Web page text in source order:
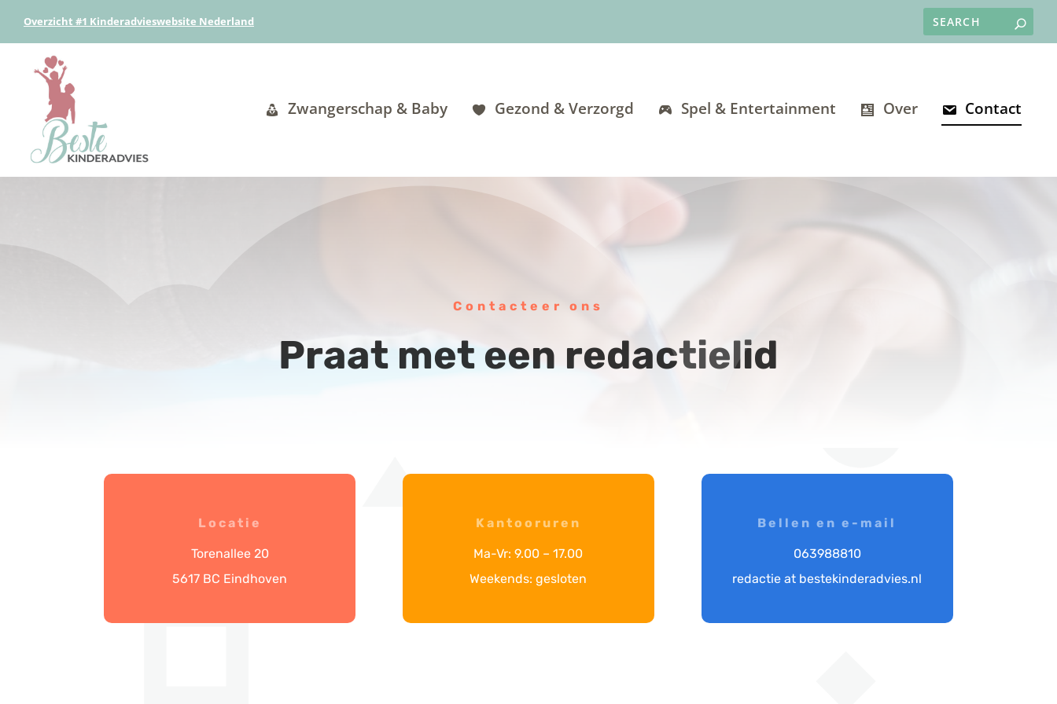
Overzicht #1 Kinderadvieswebsite Nederland
Zwangerschap & Baby Gezond & Verzorgd Spel & Entertainment Over Contact
Contacteer ons
Praat met een redactielid
Locatie
Torenallee 20
5617 BC Eindhoven
Kantooruren
Ma-Vr: 9.00 – 17.00
Weekends: gesloten
Bellen en e-mail
063988810
redactie at bestekinderadvies.nl